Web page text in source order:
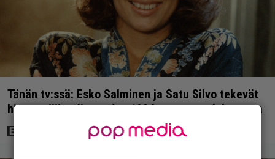
Tänän tv:ssä: Esko Salminen ja Satu Silvo tekevät
hienot pääroolit vuoden 1984 menestyselokuvassa